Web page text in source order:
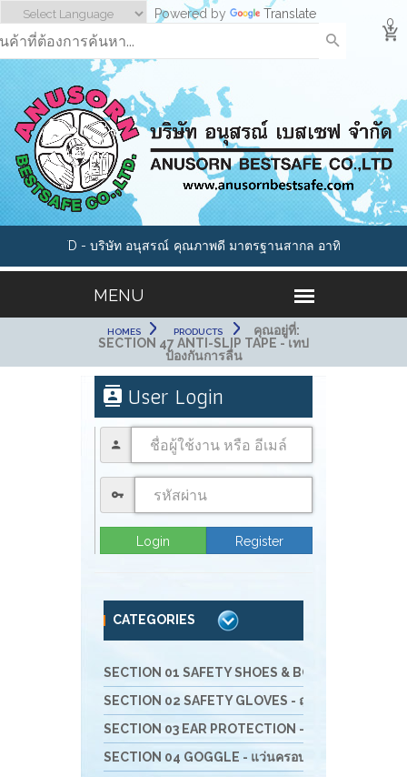
Powered by Translate
0
CO.,LTD - บริษัท อนุสรณ์
อผู้นำด้านอุปกรณ์นิรภัย และ
ภทมากกว่า 1000 รายการ
คุณภาพดี มาตรฐานสากล อาทิเช่น รองเท้า
หมวกนิรภัย, แว่นตาเซฟตี้, ถุงมือกันสารเคมี,
กันสารเคมี,หน้ากากกันสารพิษ, อุปกรณ์กันต
HOMES PRODUCTS
คุณอยู่ที่:
SECTION 47 ANTI-SLIP TAPE - เทป
ป้องกันการลื่น
User Login
Login Register
CATEGORIES
SECTION 01 SAFETY SHOES & BOOTS - รองเท้า
SECTION 02 SAFETY GLOVES - ถุงมือนิรภัย
SECTION 03 EAR PROTECTION - อุปกรณ์สำหรับลด
SECTION 04 GOGGLE - แว่นครอบตานิรภัย